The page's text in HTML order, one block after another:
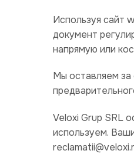
Используя сайт
документ
напрямую или
Мы оставляем за
Veloxi Grup SRL
используем.